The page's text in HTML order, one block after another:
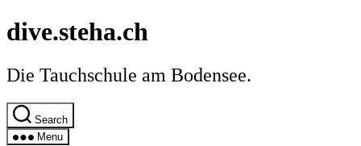
Skip
to
content
dive.steha.ch
Die Tauchschule am Bodensee.
Search
Menu